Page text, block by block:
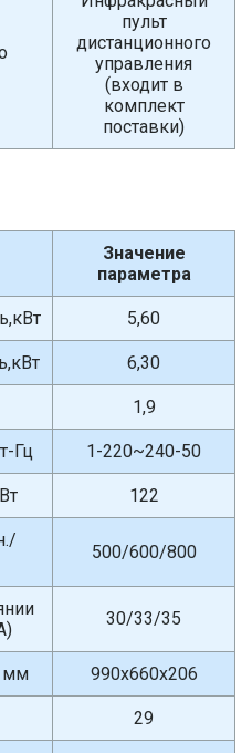
пульт
дистанционного
управления
(входит в
комплект
поставки)
Значение
параметра
5,60
6,30
1,9
Гц 1-220~240-50
122
500/600/800
30/33/35
мм 990x660x206
29